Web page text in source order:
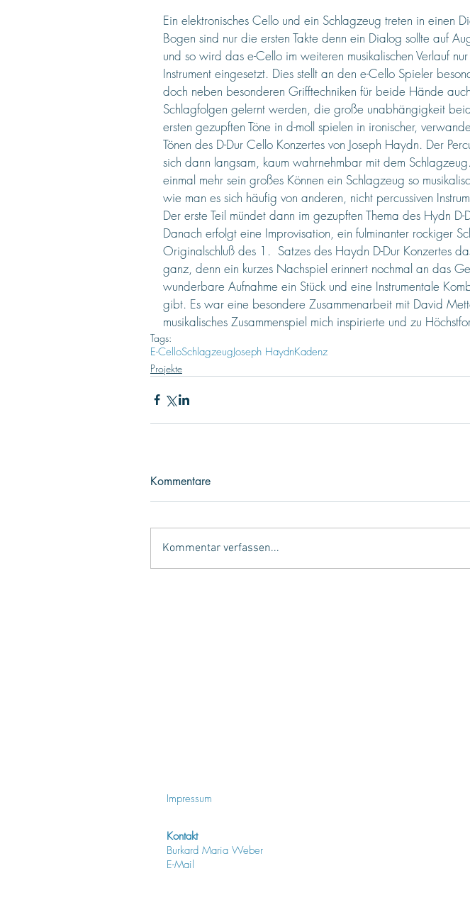
Ein elektronisches Cello und ein Schlagzeug treten in einen
Bogen sind nur die ersten Takte denn ein Dialog sollte auf
und so wird das e-Cello im weiteren musikalischen Verlauf nur
Instrument eingesetzt. Dies stellt an den e-Cello Spieler
doch neben besonderen Grifftechniken für beide Hände
Schlagfolgen gelernt werden, die große unabhängigkeit
ersten gezupften Töne in d-moll spielen in ironischer,
Tönen des D-Dur Cello Konzertes von Joseph Haydn. Der
sich dann langsam, kaum wahrnehmbar mit dem
einmal mehr sein großes Können ein Schlagzeug so
wie man es sich häufig von anderen, nicht percussiven
Der erste Teil mündet dann im gezupften Thema des Hydn D-
Danach erfolgt eine Improvisation, ein fulminanter rockiger
Originalschluß des 1.  Satzes des Haydn D-Dur Konzertes
ganz, denn ein kurzes Nachspiel erinnert nochmal an das
wunderbare Aufnahme ein Stück und eine Instrumentale
gibt. Es war eine besondere Zusammenarbeit mit David
musikalisches Zusammenspiel mich inspirierte und zu
Tags:
E-CelloSchlagzeugJoseph HaydnKadenz
Projekte
Kommentare
Kommentar verfassen...
Impressum
Kontakt
Burkard Maria Weber
E-Mail